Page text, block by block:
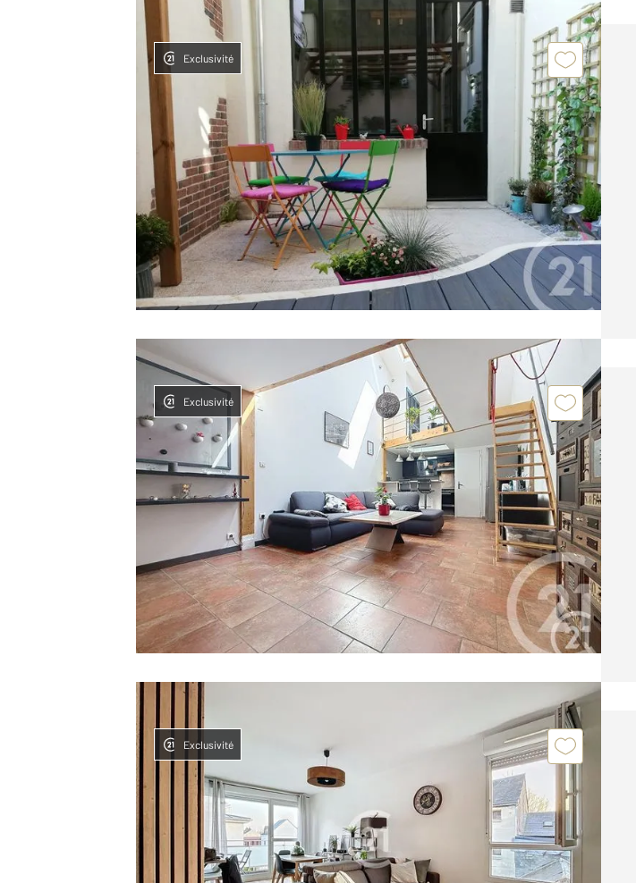
Exclusivité
Exclusivité
Exclusivité